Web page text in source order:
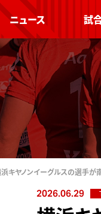
ニュース 試
キヤノンイーグルスの選手が
2026.06.29